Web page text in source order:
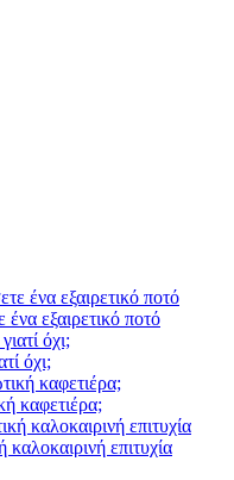
εξαιρετικό ποτό
όχι;
καφετιέρα;
επιτυχία